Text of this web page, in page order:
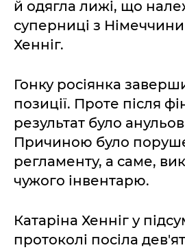
й одягла лижі, що
суперниці з Німеччини
Хенніг.
Гонку росіянка
позиції. Проте після
результат було
Причиною було
регламенту, а саме,
чужого інвентарю.
Катаріна Хенніг у
протоколі посіла